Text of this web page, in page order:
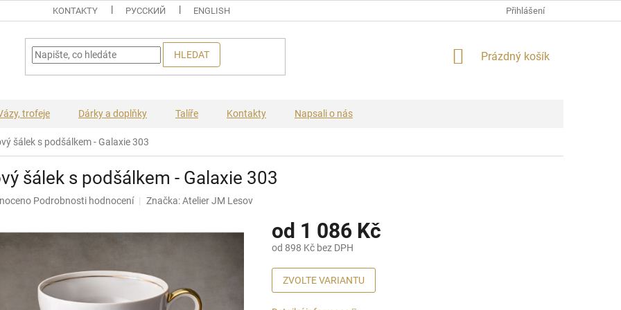
KONTAKTY PУССКИЙ ENGLISH Přihlášení
HLEDAT
NÁKUPNÍ
Prázdný košík
trofeje Dárky a doplňky Talíře Kontakty Napsali o nás
šálek s podšálkem - Galaxie 303
šálek s podšálkem - Galaxie 303
Podrobnosti hodnocení Značka:Atelier JM Lesov
od 1 086 Kč
od 898 Kčbez DPH
Měrná
cena:
ZVOLTE VARIANTU